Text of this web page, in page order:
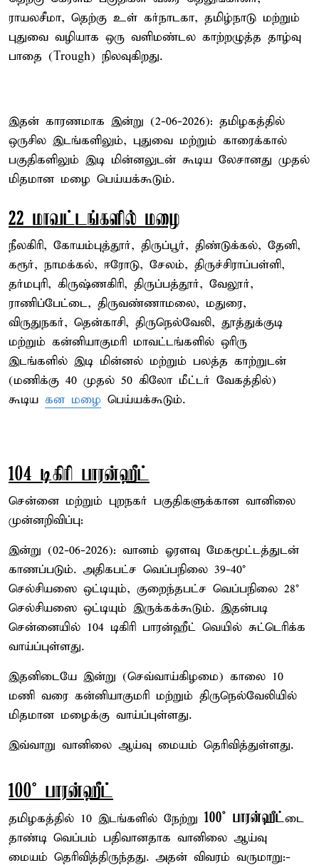
ராயலசீமா, தெற்கு உள் கர்நாடகா, தமிழ்நாடு மற்றும்
புதுவை வழியாக ஒரு வளிமண்டல காற்றழுத்த தாழ்வு
பாதை (Trough) நிலவுகிறது.
இதன் காரணமாக இன்று (2-06-2026): தமிழகத்தில்
ஒருசில இடங்களிலும், புதுவை மற்றும் காரைக்கால்
பகுதிகளிலும் இடி மின்னலுடன் கூடிய லேசானது முதல்
மிதமான மழை பெய்யக்கூடும்.
22 மாவட்டங்களில் மழை
நீலகிரி, கோயம்புத்தூர், திருப்பூர், திண்டுக்கல், தேனி,
கரூர், நாமக்கல், ஈரோடு, சேலம், திருச்சிராப்பள்ளி,
தர்மபுரி, கிருஷ்ணகிரி, திருப்பத்தூர், வேலூர்,
ராணிப்பேட்டை, திருவண்ணாமலை, மதுரை,
விருதுநகர், தென்காசி, திருநெல்வேலி, தூத்துக்குடி
மற்றும் கன்னியாகுமரி மாவட்டங்களில் ஒரிரு
இடங்களில் இடி மின்னல் மற்றும் பலத்த காற்றுடன்
(மணிக்கு 40 முதல் 50 கிலோ மீட்டர் வேகத்தில்)
கூடிய கன மழை பெய்யக்கூடும்.
104 டிகிரி பாரன்ஹீட்
சென்னை மற்றும் புறநகர் பகுதிகளுக்கான வானிலை
முன்னறிவிப்பு:
இன்று (02-06-2026): வானம் ஓரளவு மேகமூட்டத்துடன்
காணப்படும். அதிகபட்ச வெப்பநிலை 39-40°
செல்சியஸை ஒட்டியும், குறைந்தபட்ச வெப்பநிலை 28°
செல்சியஸை ஒட்டியும் இருக்கக்கூடும். இதன்படி
சென்னையில் 104 டிகிரி பாரன்ஹீட் வெயில் சுட்டெரிக்க
வாய்ப்புள்ளது.
இதனிடையே இன்று (செவ்வாய்கிழமை) காலை 10
மணி வரை கன்னியாகுமரி மற்றும் திருநெல்வேலியில்
மிதமான மழைக்கு வாய்ப்புள்ளது.
இவ்வாறு வானிலை ஆய்வு மையம் தெரிவித்துள்ளது.
100° பாரன்ஹீட்
தமிழகத்தில் 10 இடங்களில் நேற்று 100° பாரன்ஹீட்டை
தாண்டி வெப்பம் பதிவானதாக வானிலை ஆய்வு
மையம் தெரிவித்திருந்தது. அதன் விவரம் வருமாறு:-